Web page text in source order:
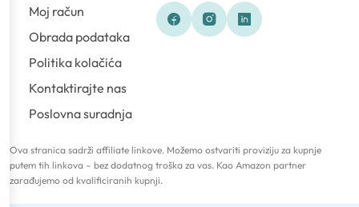
Moj račun
Obrada podataka
Politika kolačića
Kontaktirajte nas
Poslovna suradnja
Ova stranica sadrži affiliate linkove. Možemo ostvariti proviziju za kupnje
putem tih linkova – bez dodatnog troška za vas. Kao Amazon partner
zarađujemo od kvalificiranih kupnji.